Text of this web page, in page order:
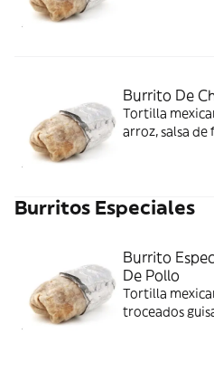
Burrito De
Tortilla
arroz, salsa
Burritos Especiales
Burrito
De Pollo
Tortilla
troceados